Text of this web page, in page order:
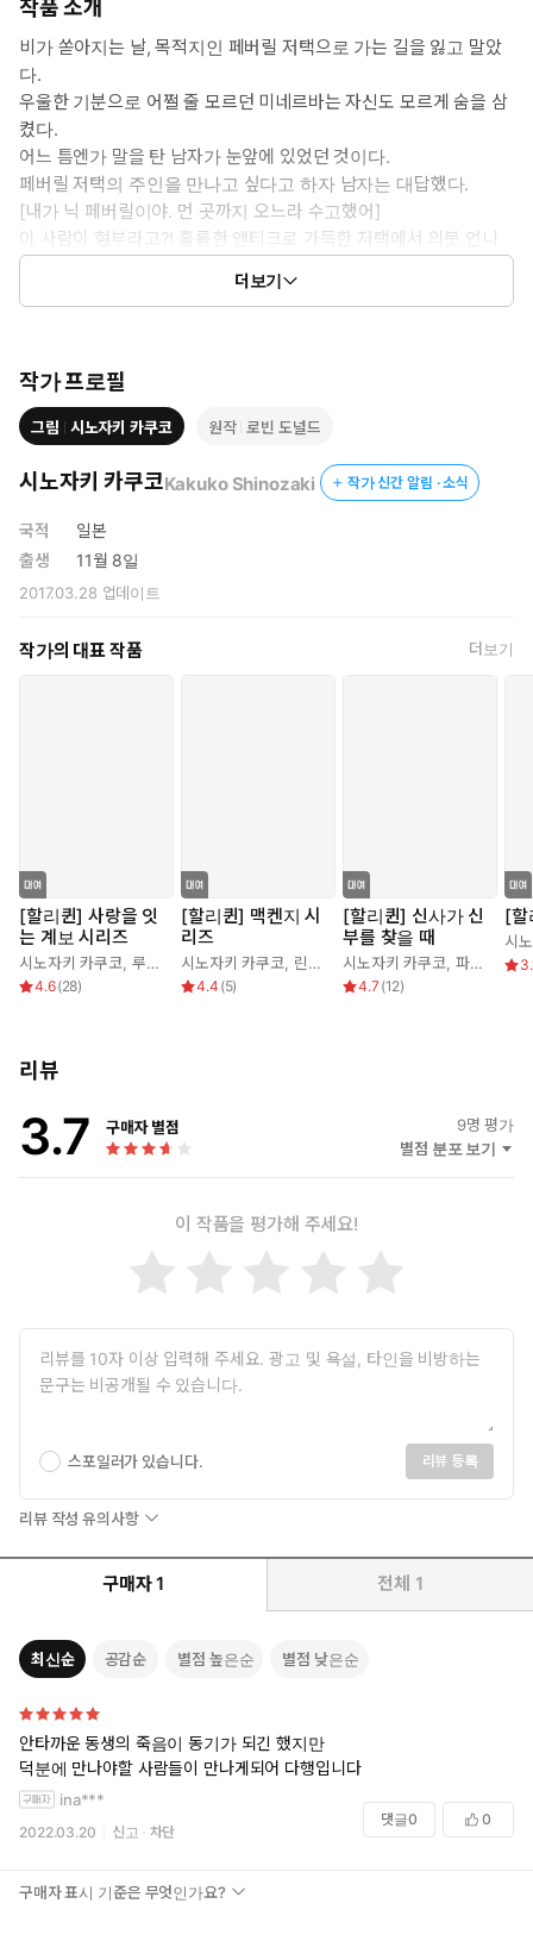
작품 소개
비가 쏟아지는 날, 목적지인 페버릴 저택으로 가는 길을 잃고 말았
다.
우울한 기분으로 어쩔 줄 모르던 미네르바는 자신도 모르게 숨을 삼
켰다.
어느 틈엔가 말을 탄 남자가 눈앞에 있었던 것이다.
페버릴 저택의 주인을 만나고 싶다고 하자 남자는 대답했다.
[내가 닉 페버릴이야. 먼 곳까지 오느라 수고했어]
이 사람이 형부라고?! 훌륭한 앤티크로 가득한 저택에서 의붓 언니
가 어떤 생활을 했는지를 엿본 미네르바.
그는 언니가 자살한 진상을 알고 있는 게 분명해...!
더보기
작가 프로필
그림 시노자키 카쿠코 원작 로빈 도널드
시노자키 카쿠코Kakuko Shinozaki 작가 신간 알림 · 소식
국적
일본
출생
11월 8일
2017.03.28 업데이트
작가의 대표 작품 더보기
[할리퀸] 사랑을 잇
는 계보 시리즈
시노자키 카쿠코, 루시 고든
4.6(28)
[할리퀸] 맥켄지 시
리즈
시노자키 카쿠코, 린다 하워드
4.4 (5)
[할리퀸] 신사가 신
부를 찾을 때
시노자키 카쿠코, 파멜라 잉그램
4.7 (12)
[할
시
리뷰
3.7 구매자 별점 9명 평가
별점 분포 보기
이 작품을 평가해 주세요!
스포일러가 있습니다. 리뷰 등록
리뷰 작성 유의사항
구매자 1 전체 1
최신순 공감순 별점 높은순 별점 낮은순
안타까운 동생의 죽음이 동기가 되긴 했지만
덕분에 만나야할 사람들이 만나게되어 다행입니다
ina***
2022.03.20 신고 차단
댓글0 0
구매자 표시 기준은 무엇인가요?